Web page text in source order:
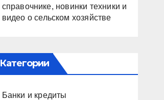
справочнике, новинки техники и
видео о сельском хозяйстве
Категории
Банки и кредиты